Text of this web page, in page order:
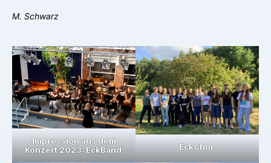
M. Schwarz
Impression aus dem
Konzert 2023: EckBand
EckChor